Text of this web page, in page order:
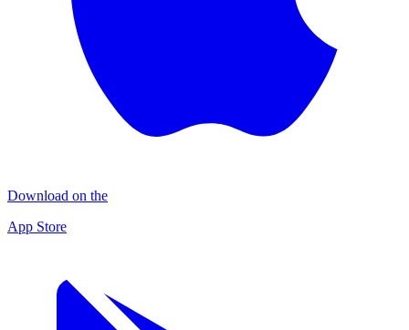
Download on the
App Store